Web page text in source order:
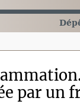
par un